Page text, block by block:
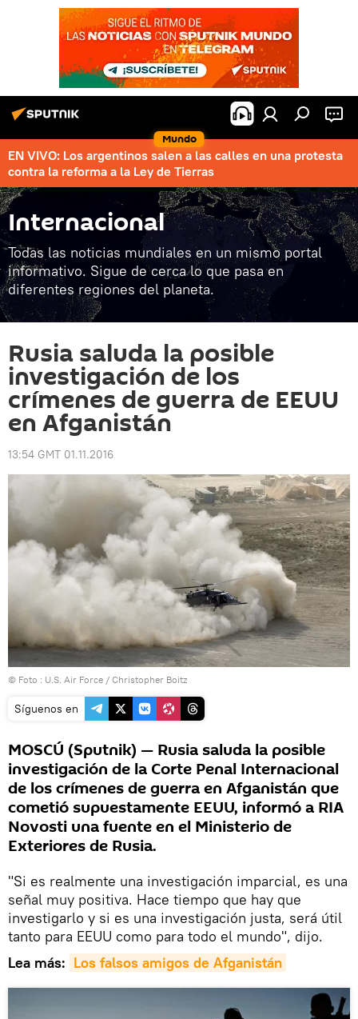
Mundo
EN VIVO: Los argentinos salen a las calles en una protesta
contra la reforma a la Ley de Tierras
Internacional
Todas las noticias mundiales en un mismo portal
informativo. Sigue de cerca lo que pasa en
diferentes regiones del planeta.
Rusia saluda la posible
investigación de los
crímenes de guerra de EEUU
en Afganistán
13:54 GMT 01.11.2016
© Foto : U.S. Air Force / Christopher Boitz
Síguenos en
MOSCÚ (Sputnik) — Rusia saluda la posible
investigación de la Corte Penal Internacional
de los crímenes de guerra en Afganistán que
cometió supuestamente EEUU, informó a RIA
Novosti una fuente en el Ministerio de
Exteriores de Rusia.
"Si es realmente una investigación imparcial, es una
señal muy positiva. Hace tiempo que hay que
investigarlo y si es una investigación justa, será útil
tanto para EEUU como para todo el mundo", dijo.
Lea más: Los falsos amigos de Afganistán